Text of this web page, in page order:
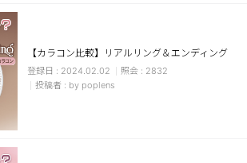
2 Weeks
【カラコン比較】リアルリング＆エンディング
2024.02.02
2832
by poplens